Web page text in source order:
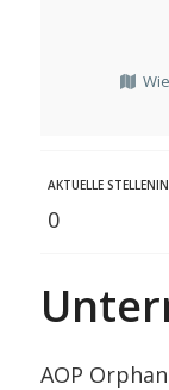
AKTUELLE
0
AOP